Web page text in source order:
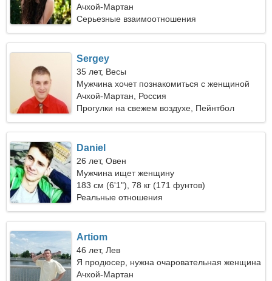
Ачхой-Мартан
Серьезные взаимоотношения
Sergey
35 лет, Весы
Мужчина хочет познакомиться с женщиной
Ачхой-Мартан, Россия
Прогулки на свежем воздухе, Пейнтбол
Daniel
26 лет, Овен
Мужчина ищет женщину
183 см (6'1"), 78 кг (171 фунтов)
Реальные отношения
Artiom
46 лет, Лев
Я продюсер, нужна очаровательная женщина
Ачхой-Мартан